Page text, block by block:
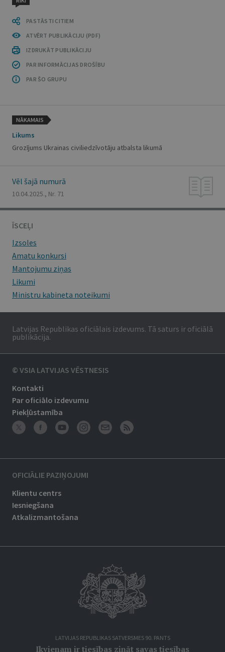
PASTĀSTI CITIEM
ATVĒRT PUBLIKĀCIJU (PDF)
IZDRUKĀT PUBLIKĀCIJU
PAR INFORMĀCIJAS DROŠĪBU
PAR ŠO GRUPU
NĀKAMAIS
Likums
Grozījums Ukrainas civiliedzīvotāju atbalsta likumā
Vēl šajā numurā
10.04.2025., Nr. 71
ĪSCEĻI
Izsoles
Amatu konkursi
Mantojumu ziņas
Likumi
Ministru kabineta noteikumi
Latvijas Republikas oficiālais izdevums. Tā saturs ir oficiālā
publikācija.
© VSIA LATVIJAS VĒSTNESIS
Kontakti
Par oficiālo izdevumu
Piekļūstamība
OFICIĀLIE PAZIŅOJUMI
Klientu centrs
Iesniegšana
Atkalizmantošana
LATVIJAS REPUBLIKAS SATVERSMES 90. PANTS
Ikvienam ir tiesības zināt savas tiesības